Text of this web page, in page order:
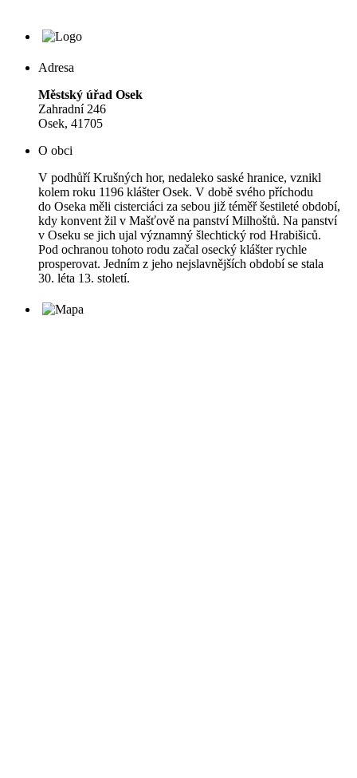
Adresa
Městský úřad Osek
Zahradní 246
Osek, 41705
O obci
V podhůří Krušných hor, nedaleko saské hranice, vznikl
kolem roku 1196 klášter Osek. V době svého příchodu
do Oseka měli cisterciáci za sebou již téměř šestileté období,
kdy konvent žil v Mašťově na panství Milhoštů. Na panství
v Oseku se jich ujal významný šlechtický rod Hrabišiců.
Pod ochranou tohoto rodu začal osecký klášter rychle
prosperovat. Jedním z jeho nejslavnějších období se stala
30. léta 13. století.